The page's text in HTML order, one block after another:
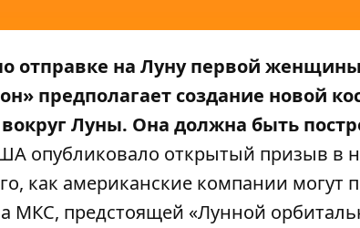
отправке на Луну первой
предполагает создание новой
Луны. Она должна быть
опубликовало открытый призыв в
как американские компании могут
МКС, предстоящей «Лунной